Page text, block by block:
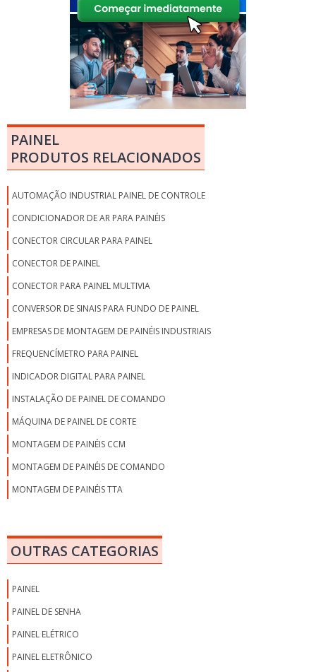
PAINEL
PRODUTOS RELACIONADOS
AUTOMAÇÃO INDUSTRIAL PAINEL DE CONTROLE
CONDICIONADOR DE AR PARA PAINÉIS
CONECTOR CIRCULAR PARA PAINEL
CONECTOR DE PAINEL
CONECTOR PARA PAINEL MULTIVIA
CONVERSOR DE SINAIS PARA FUNDO DE PAINEL
EMPRESAS DE MONTAGEM DE PAINÉIS INDUSTRIAIS
FREQUENCÍMETRO PARA PAINEL
INDICADOR DIGITAL PARA PAINEL
INSTALAÇÃO DE PAINEL DE COMANDO
MÁQUINA DE PAINEL DE CORTE
MONTAGEM DE PAINÉIS CCM
MONTAGEM DE PAINÉIS DE COMANDO
MONTAGEM DE PAINÉIS TTA
MONTAGEM DE PAINEL DE AUTOMAÇÃO
MONTAGEM PAINEL DE COMANDO INDUSTRIAL
OUTRAS CATEGORIAS
PAINEL
PAINEL DE SENHA
PAINEL ELÉTRICO
PAINEL ELETRÔNICO